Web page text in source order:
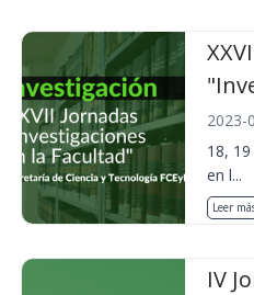
2023-
18,
en l...
Leer
IV